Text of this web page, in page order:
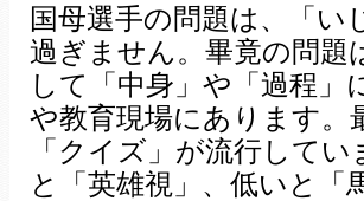
国母選手の問題は、「い
過ぎません。畢竟の問題
して「中身」や「過程」
や教育現場にあります。
「クイズ」が流行して
と「英雄視」、低いと「